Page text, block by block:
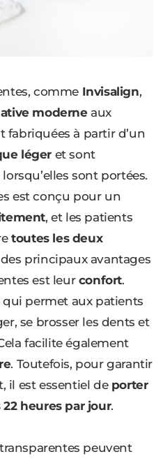
comme Invisalign,
moderneaux
fabriquées à partir d’un
léger et sont
sont portées.
est conçu pour un
, et les patients
toutes les deux
des principaux avantages
est leur confort.
qui permet aux patients
se brosser les dents et
facilite également
. Toutefois, pour garantir
il est essentiel de porter
heures par jour.
peuvent